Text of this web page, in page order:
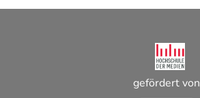
gefördert von